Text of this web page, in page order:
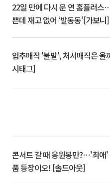
22일 만에 다시 문 연 홈플러스
쁜데 재고 없어 ‘발동동’[가보니]
입추매직 '불발', 처서매직은 올
시태그]
콘서트 갈 때 응원봉만?⋯'최애'
품 등장이오! [솔드아웃]